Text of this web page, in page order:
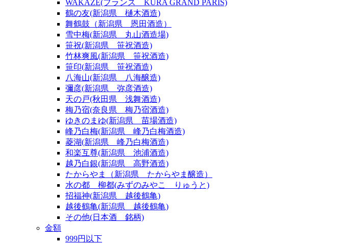
WAKAZE(フランス KURA GRAND PARIS)
鶴の友(新潟県 樋木酒造)
舞鶴鼓（新潟県 恩田酒造）
雪中梅(新潟県 丸山酒造場)
笹祝(新潟県 笹祝酒造)
竹林爽風(新潟県 笹祝酒造)
笹印(新潟県 笹祝酒造)
八海山(新潟県 八海醸造)
彌彦(新潟県 弥彦酒造)
天の戸(秋田県 浅舞酒造)
梅乃宿(奈良県 梅乃宿酒造)
ゆきのまゆ(新潟県 苗場酒造)
峰乃白梅(新潟県 峰乃白梅酒造)
菱湖(新潟県 峰乃白梅酒造)
和楽互尊(新潟県 池浦酒造)
越乃白銀(新潟県 高野酒造)
たからやま（新潟県 たからやま醸造）
水の都 柳都(みずのみやこ りゅうと)
招福神(新潟県 越後鶴亀)
越後鶴亀(新潟県 越後鶴亀)
その他(日本酒 銘柄)
金額
999円以下